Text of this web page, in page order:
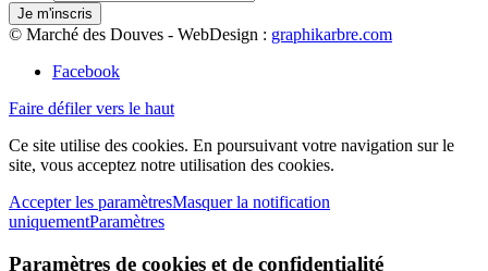
© Marché des Douves - WebDesign : graphikarbre.com
Facebook
Faire défiler vers le haut
Ce site utilise des cookies. En poursuivant votre navigation sur le
site, vous acceptez notre utilisation des cookies.
Accepter les paramètresMasquer la notification
uniquementParamètres
Paramètres de cookies et de confidentialité